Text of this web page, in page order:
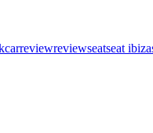
reviewseatseat ibiza